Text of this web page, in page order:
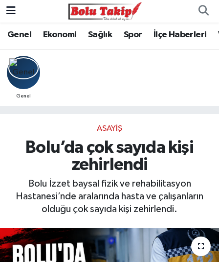
Genel Ekonomi Sağlık Spor İlçe Haberleri
Genel
ASAYIŞ
Bolu’da çok sayıda kişi
zehirlendi
Bolu İzzet baysal fizik ve rehabilitasyon
Hastanesi’nde aralarında hasta ve çalışanların
olduğu çok sayıda kişi zehirlendi.